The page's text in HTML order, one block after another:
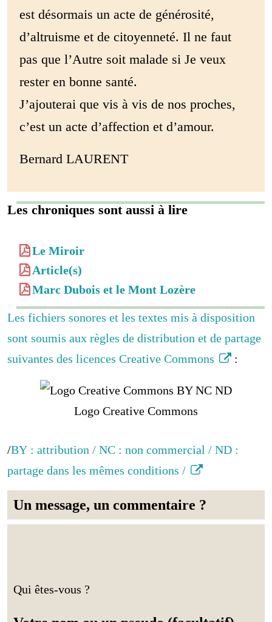
est désormais un acte de générosité,
d’altruisme et de citoyenneté. Il ne faut
pas que l’Autre soit malade si Je veux
rester en bonne santé.
J’ajouterai que vis à vis de nos proches,
c’est un acte d’affection et d’amour.
Bernard LAURENT
Les chroniques sont aussi à lire
Le Miroir
Article(s)
Marc Dubois et le Mont Lozère
Les fichiers sonores et les textes mis à disposition
sont soumis aux règles de distribution et de partage
suivantes des licences Creative Commons
:
Logo Creative Commons
/BY : attribution / NC : non commercial / ND :
partage dans les mêmes conditions /
Un message, un commentaire ?
Qui êtes-vous ?